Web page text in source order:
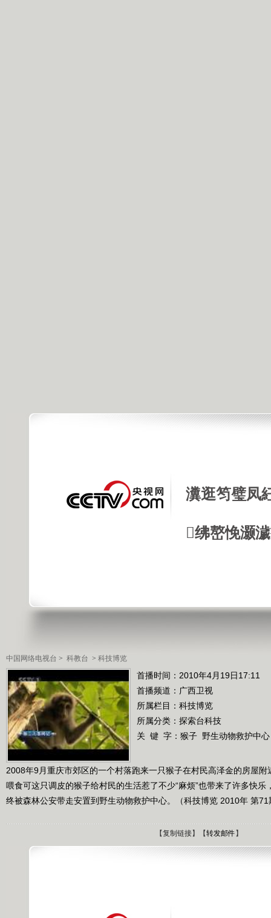
瀵逛笉璧凤
绋嶅悗灏
中国网络电视台 > 科教台 > 科技博览
首播时间：2010年4月19日17:11
首播频道： 广西卫视
所属栏目： 科技博览
所属分类：探索台科技
关 键 字： 猴子 野生动物救护中心
2008年9月重庆市郊区的一个村落跑来一只猴子在村民高泽金的房屋
喂食可这只调皮的猴子给村民的生活惹了不少“麻烦”也带来了许多快
终被森林公安带走安置到野生动物救护中心。（科技博览 2010年 第71
【复制链接】【转发邮件 】